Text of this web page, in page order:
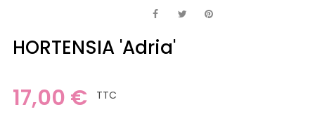
HORTENSIA 'Adria'
17,00 € TTC